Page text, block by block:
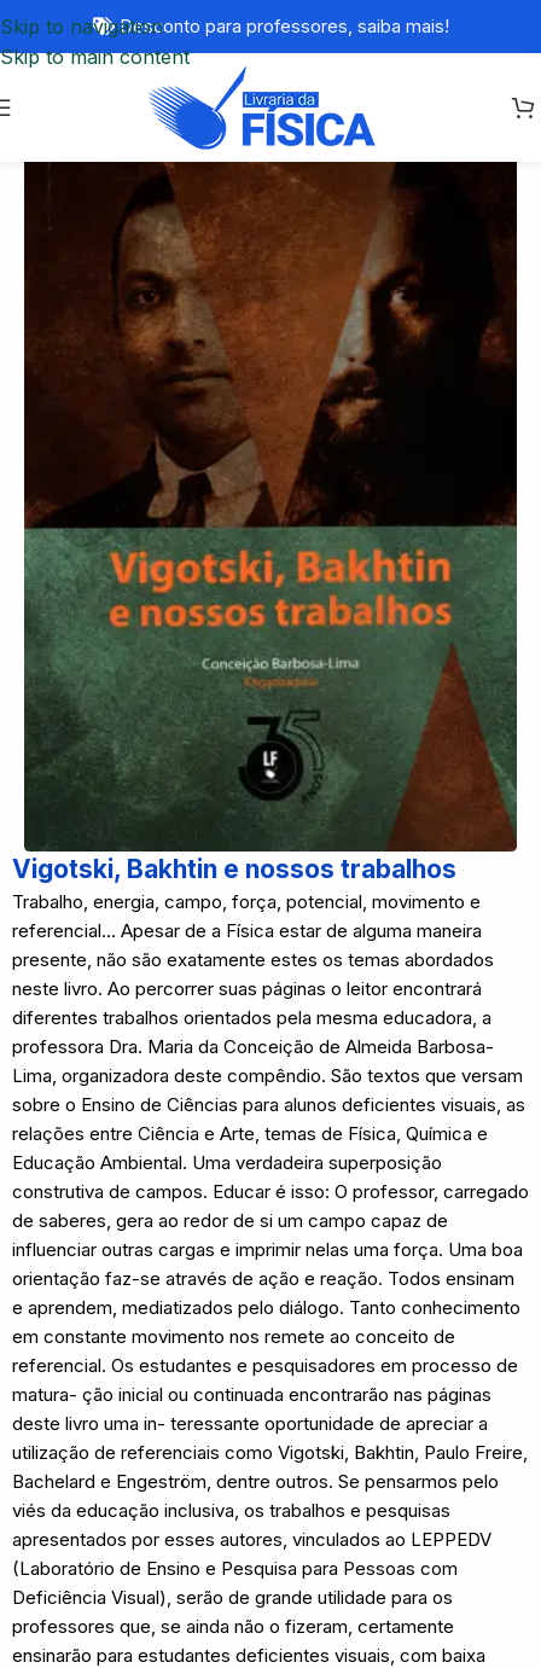
Skip to navigation
Skip to main content
Desconto para professores, saiba mais!
Vigotski, Bakhtin e nossos trabalhos
Trabalho, energia, campo, força, potencial, movimento e
referencial… Apesar de a Física estar de alguma maneira
presente, não são exatamente estes os temas abordados
neste livro. Ao percorrer suas páginas o leitor encontrará
diferentes trabalhos orientados pela mesma educadora, a
professora Dra. Maria da Conceição de Almeida Barbosa-
Lima, organizadora deste compêndio. São textos que versam
sobre o Ensino de Ciências para alunos deficientes visuais, as
relações entre Ciência e Arte, temas de Física, Química e
Educação Ambiental. Uma verdadeira superposição
construtiva de campos. Educar é isso: O professor, carregado
de saberes, gera ao redor de si um campo capaz de
influenciar outras cargas e imprimir nelas uma força. Uma boa
orientação faz-se através de ação e reação. Todos ensinam
e aprendem, mediatizados pelo diálogo. Tanto conhecimento
em constante movimento nos remete ao conceito de
referencial. Os estudantes e pesquisadores em processo de
matura- ção inicial ou continuada encontrarão nas páginas
deste livro uma in- teressante oportunidade de apreciar a
utilização de referenciais como Vigotski, Bakhtin, Paulo Freire,
Bachelard e Engeström, dentre outros. Se pensarmos pelo
viés da educação inclusiva, os trabalhos e pesquisas
apresentados por esses autores, vinculados ao LEPPEDV
(Laboratório de Ensino e Pesquisa para Pessoas com
Deficiência Visual), serão de grande utilidade para os
professores que, se ainda não o fizeram, certamente
ensinarão para estudantes deficientes visuais, com baixa